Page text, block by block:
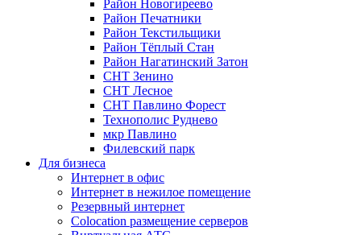
Район Новогиреево
Район Печатники
Район Текстильщики
Район Тёплый Стан
Район Нагатинский Затон
СНТ Зенино
СНТ Лесное
СНТ Павлино Форест
Технополис Руднево
мкр Павлино
Филевский парк
Для бизнеса
Интернет в офис
Интернет в нежилое помещение
Резервный интернет
Colocation размещение серверов